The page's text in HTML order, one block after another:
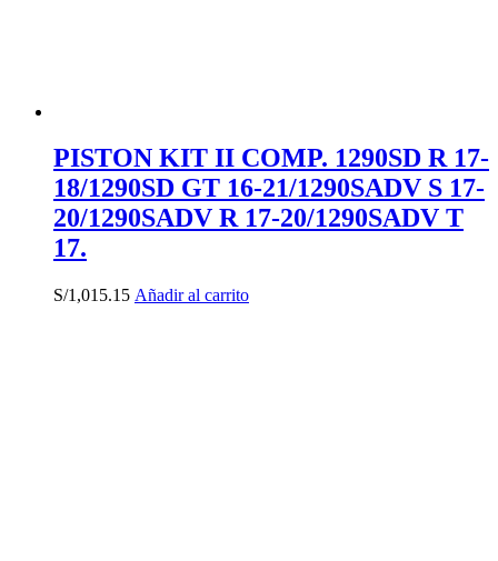
PISTON KIT II COMP. 1290SD R 17-
18/1290SD GT 16-21/1290SADV S 17-
20/1290SADV R 17-20/1290SADV T
17.
S/1,015.15 Añadir al carrito